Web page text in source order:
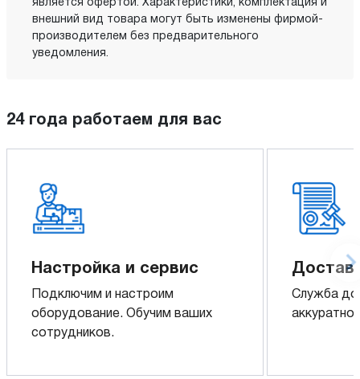
является офертой. Характеристики, комплектация и
внешний вид товара могут быть изменены фирмой-
производителем без предварительного
уведомления.
24 года работаем для вас
Настройка и сервис
Подключим и настроим
оборудование. Обучим ваших
сотрудников.
Служба
аккуратно